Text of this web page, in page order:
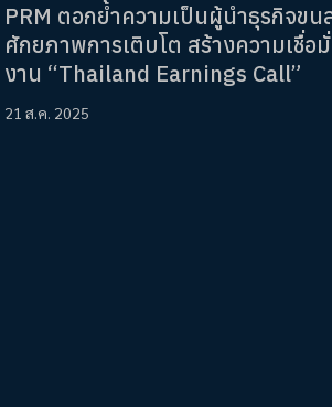
PRM ตอกย้ำความเป็นผู้นำธุรกิจขน
ศักยภาพการเติบโต สร้างความเชื่อ
งาน “Thailand Earnings Call”
21 ส.ค. 2025